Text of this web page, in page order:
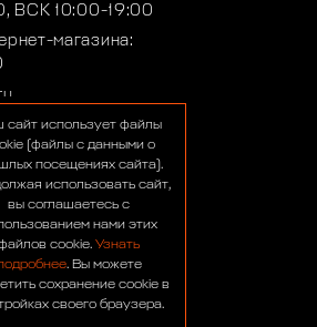
4х4»
23 дня
ВСК 10:00-19:00
магазина:
сайт использует файлы
(файлы с данными о
посещениях сайта).
использовать сайт,
вы соглашаетесь с
нами этих
cookie. Узнать
. Вы можете
сохранение cookie в
своего браузера.